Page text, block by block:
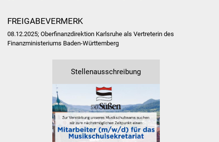
Bürgerbus (MOBS)
Kultur & Freizeit
Veranstaltungen
Stadtfest
FREIGABEVERMERK
08.12.2025; Oberfinanzdirektion Karlsruhe als Vertreterin des
Finanzministeriums Baden-Württemberg
Stellenausschreibung